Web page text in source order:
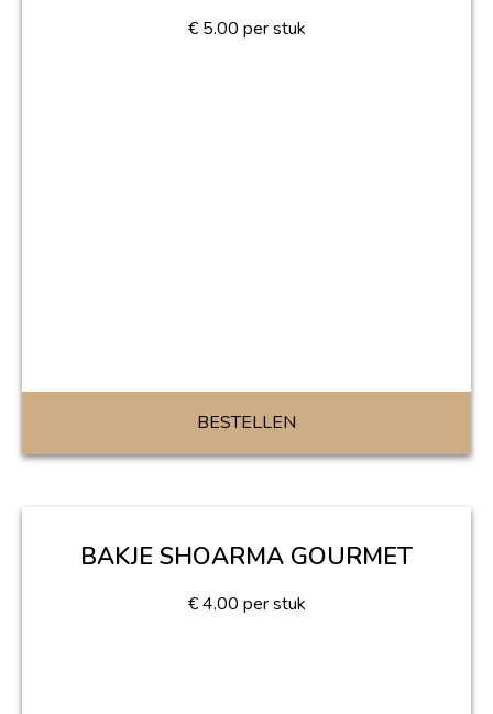
€ 5.00 per stuk
BESTELLEN
BAKJE SHOARMA GOURMET
€ 4.00 per stuk